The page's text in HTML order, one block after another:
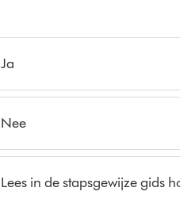
Ja
Nee
Lees in de stapsgewijze gids